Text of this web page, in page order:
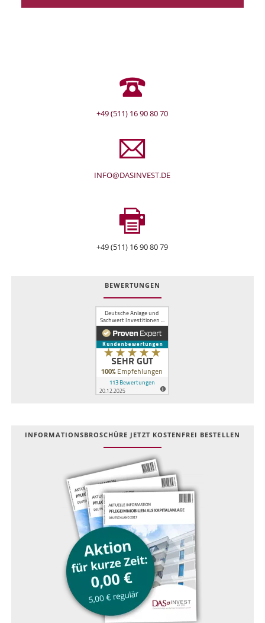
+49 (511) 16 90 80 70
INFO@DASINVEST.DE
+49 (511) 16 90 80 79
BEWERTUNGEN
INFOR­MATIONS­BROSCHÜRE JETZT KOSTEN­FREI BESTELLEN